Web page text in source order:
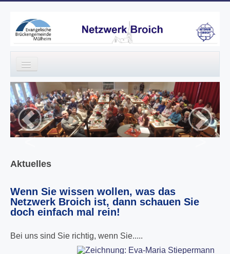
Willkommen im Netzwerk Broich
Netzwerk Gruppen
Aktuelles
Kontakte
Impressum
Links
< >
Aktuelles
Wenn Sie wissen wollen, was das
Netzwerk Broich ist, dann schauen Sie
doch einfach mal rein!
Bei uns sind Sie richtig, wenn Sie.....